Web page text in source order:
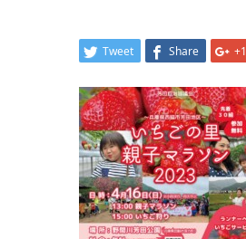
Tweet Share +1